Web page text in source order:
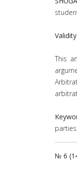
This
№ 6